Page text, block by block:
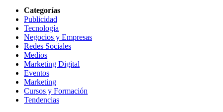
Categorías
Publicidad
Tecnología
Negocios y Empresas
Redes Sociales
Medios
Marketing Digital
Eventos
Marketing
Cursos y Formación
Tendencias